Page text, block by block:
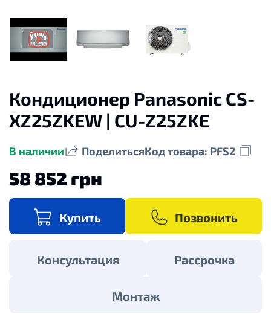
Кондиционер Panasonic CS-
XZ25ZKEW | CU-Z25ZKE
В наличии ПоделитьсяКод товара: PFS2
58 852 грн
Купить Позвонить
Консультация Рассрочка
Монтаж